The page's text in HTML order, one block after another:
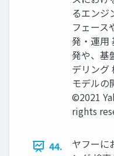
るエンジ
フェース
発・運用
発や、基
デリング
モデルの
©2021
rights
44.
ヤフーに